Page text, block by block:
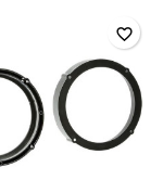
favorite_border